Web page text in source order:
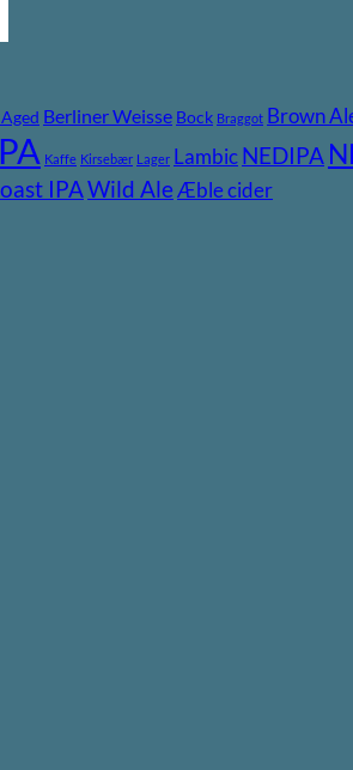
Berliner Weisse Bock Braggot Brown
Kaffe Kirsebær Lager LambicNEDIPA
IPAWild AleÆble cider